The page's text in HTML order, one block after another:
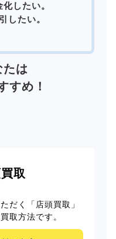
したい。
したい。
たは
すめ！
取
だく「店頭買取」
取方法です。